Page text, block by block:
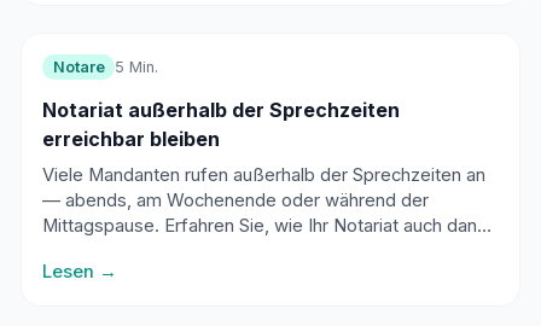
Notare 5 Min.
Notariat außerhalb der Sprechzeiten
erreichbar bleiben
Viele Mandanten rufen außerhalb der Sprechzeiten an
— abends, am Wochenende oder während der
Mittagspause. Erfahren Sie, wie Ihr Notariat auch dann
Lesen →